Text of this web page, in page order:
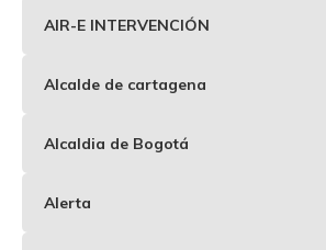
AIR-E INTERVENCIÓN
Alcalde de cartagena
Alcaldia de Bogotá
Alerta